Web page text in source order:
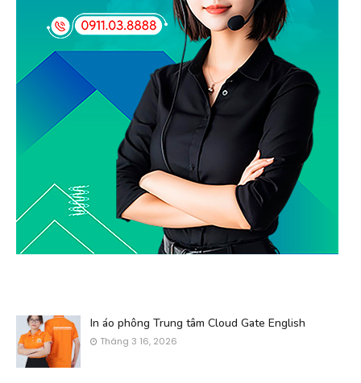
In áo phông Trung tâm Cloud Gate English
Tháng 3 16, 2026